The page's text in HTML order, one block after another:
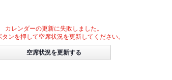
カレンダーの更新に失敗しました。
タンを押して空席状況を更新してください。
空席状況を更新する